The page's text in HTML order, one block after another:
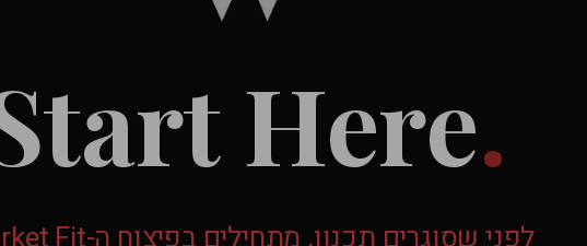
Here.